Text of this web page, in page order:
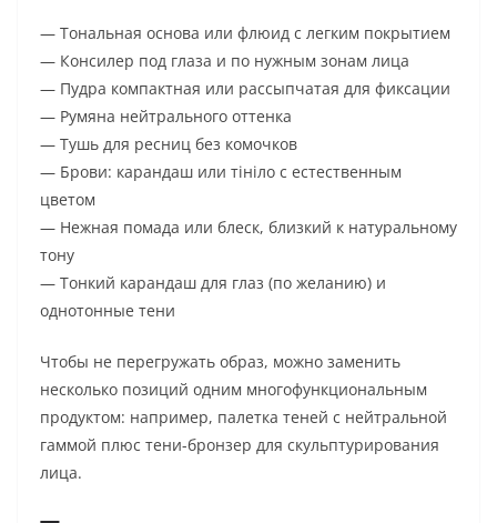
— Тональная основа или флюид с легким покрытием
— Консилер под глаза и по нужным зонам лица
— Пудра компактная или рассыпчатая для фиксации
— Румяна нейтрального оттенка
— Тушь для ресниц без комочков
— Брови: карандаш или тініло с естественным
цветом
— Нежная помада или блеск, близкий к натуральному
тону
— Тонкий карандаш для глаз (по желанию) и
однотонные тени
Чтобы не перегружать образ, можно заменить
несколько позиций одним многофункциональным
продуктом: например, палетка теней с нейтральной
гаммой плюс тени-бронзер для скульптурирования
лица.